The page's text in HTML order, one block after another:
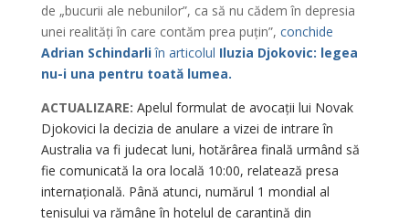
de „bucurii ale nebunilor”, ca să nu cădem în depresia
unei realități în care contăm prea puțin”, conchide
Adrian Schindarliîn articolul Iluzia Djokovic: legea
nu-i una pentru toată lumea.
ACTUALIZARE: Apelul formulat de avocații lui Novak
Djokovici la decizia de anulare a vizei de intrare în
Australia va fi judecat luni, hotărârea finală urmând să
fie comunicată la ora locală 10:00, relatează presa
internațională. Până atunci, numărul 1 mondial al
tenisului va rămâne în hotelul de carantină din